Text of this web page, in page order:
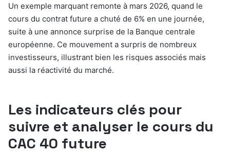
Un exemple marquant remonte à mars 2026, quand le
cours du contrat future a chuté de 6% en une journée,
suite à une annonce surprise de la Banque centrale
européenne. Ce mouvement a surpris de nombreux
investisseurs, illustrant bien les risques associés mais
aussi la réactivité du marché.
Les indicateurs clés pour
suivre et analyser le cours du
CAC 40 future